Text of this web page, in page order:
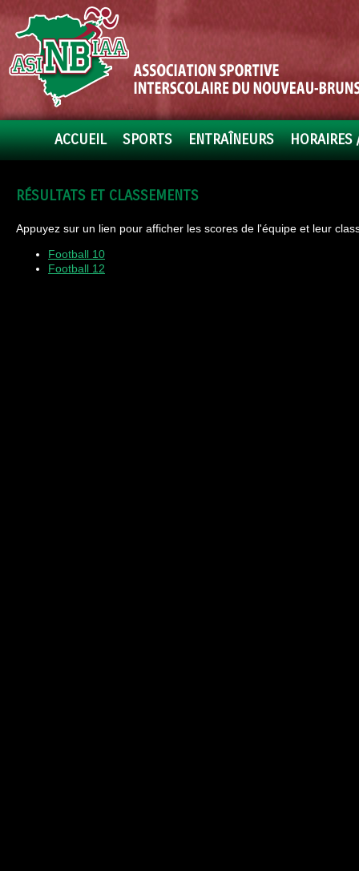
ACCUEIL SPORTS ENTRAÎNEURS HORAIRES
RÉSULTATS ET CLASSEMENTS
Appuyez sur un lien pour afficher les scores de l'équipe et leur
Football 10
Football 12